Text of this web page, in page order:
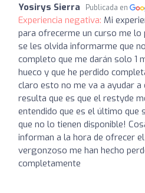
Yosirys Sierra Publicada en
Experiencia negativa: Mi
para ofrecerme un curso me
se les olvida informarme que
completo que me darán solo 1
hueco y que he perdido
claro esto no me va a ayudar
resulta que es que el restyde
entendido que es el último que
que no lo tienen disponible!
informan a la hora de ofrecer
vergonzoso me han hecho
completamente